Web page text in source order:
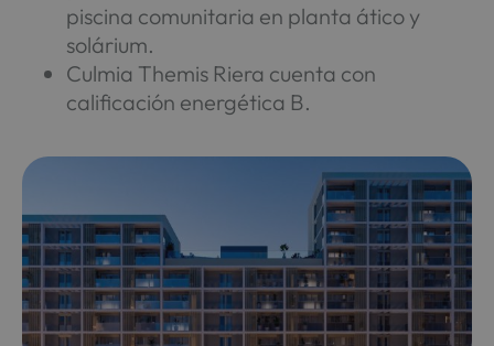
piscina comunitaria en planta ático y
solárium.
Culmia Themis Riera cuenta con
calificación energética B.